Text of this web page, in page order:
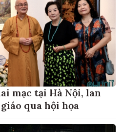
mạc tại Hà Nội, lan
qua hội họa